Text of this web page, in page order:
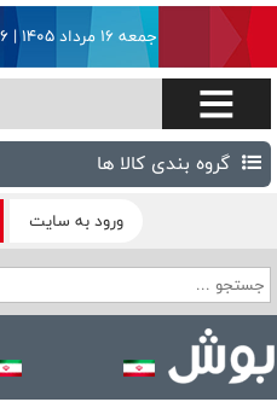
جمعه ۱۶ مرداد ۱۴۰۵ | Friday 7 August 2026
گروه بندی کالا ها
ورود به سایت